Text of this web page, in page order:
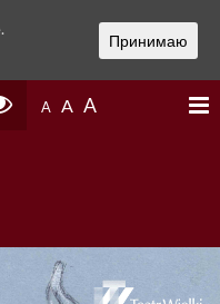
A A A
Принимаю